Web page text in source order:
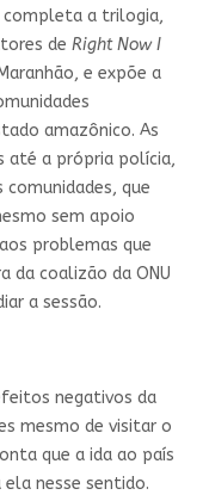
completa a trilogia,
de Right Now I
e expõe a
amazônico. As
até a própria polícia,
que
sem apoio
problemas que
da coalizão da ONU
a sessão.
negativos da
mesmo de visitar o
que a ida ao país
nesse sentido.